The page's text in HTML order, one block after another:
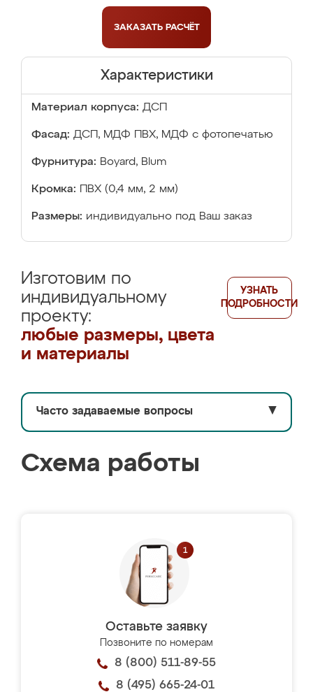
ЗАКАЗАТЬ РАСЧЁТ
Характеристики
Материал корпуса: ДСП
Фасад: ДСП, МДФ ПВХ, МДФ с фотопечатью
Фурнитура: Boyard, Blum
Кромка: ПВХ (0,4 мм, 2 мм)
Размеры: индивидуально под Ваш заказ
Изготовим по
индивидуальному
проекту:
любые размеры, цвета
и материалы
УЗНАТЬ
ПОДРОБНОСТИ
Часто задаваемые вопросы ▼
Схема работы
Оставьте заявку
Позвоните по номерам
8 (800) 511-89-55
8 (495) 665-24-01